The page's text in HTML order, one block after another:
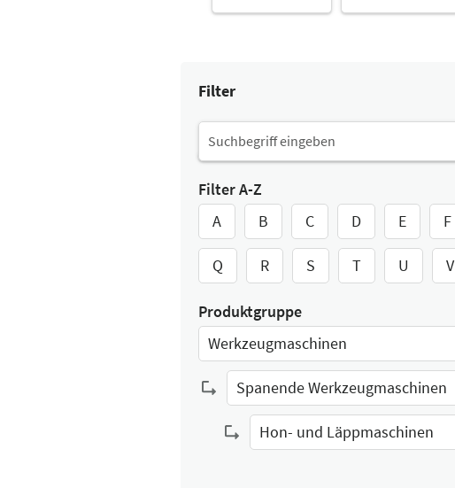
Filter
Filter A-Z
A
B C D E F
Q R S T U V
Produktgruppe
Werkzeugmaschinen
Select InputSpanende Werkzeugmaschinen
Select InputHon- und Läppmaschinen